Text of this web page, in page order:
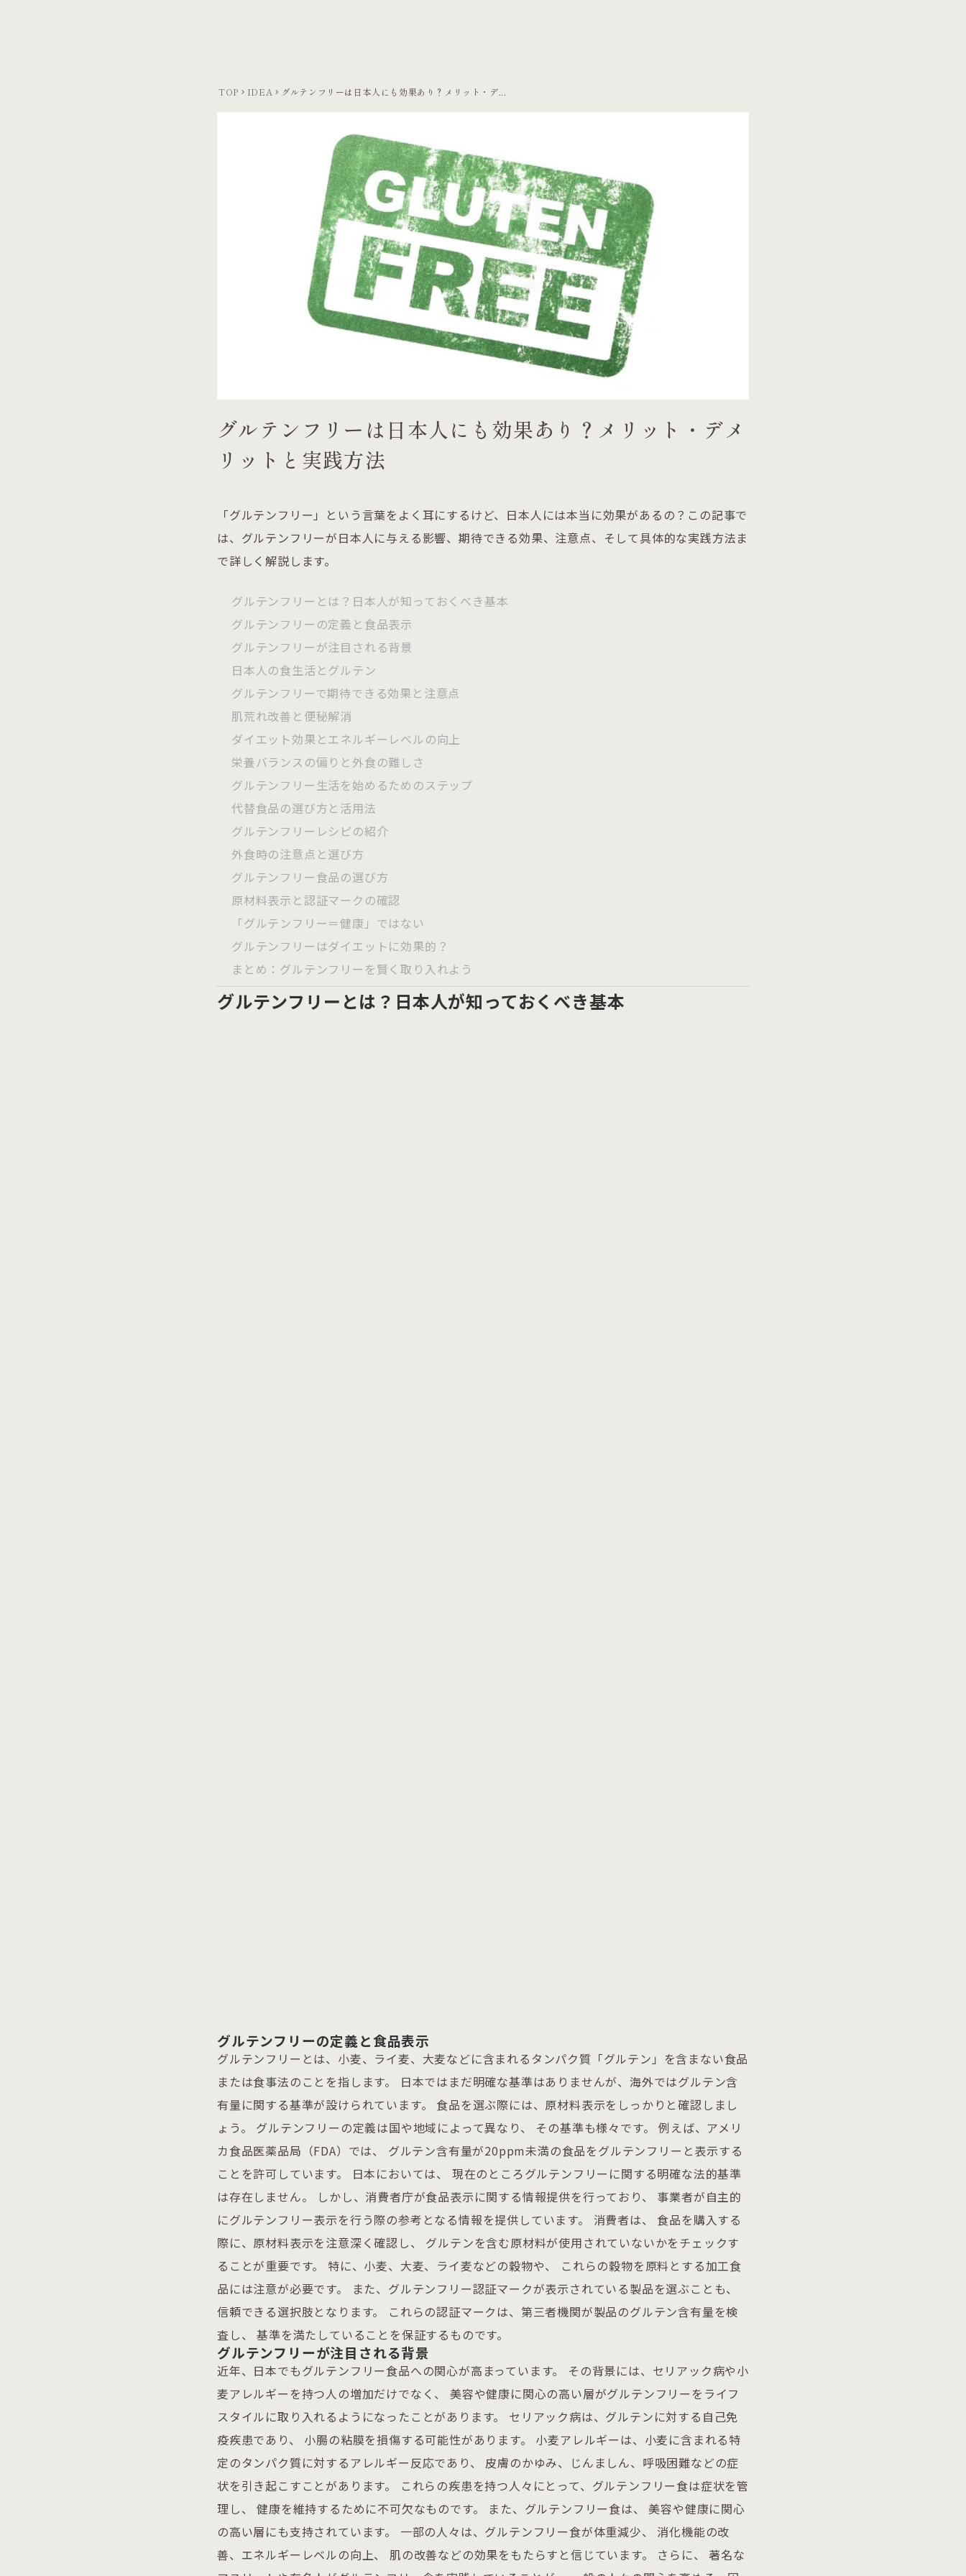
TOP keyboard_arrow_right IDEA keyboard_arrow_right グルテンフリーは日本人にも効果あり？メリット・デ...
グルテンフリーは日本人にも効果あり？メリット・デメ
リットと実践方法
「グルテンフリー」という言葉をよく耳にするけど、日本人には本当に効果があるの？この記事で
は、グルテンフリーが日本人に与える影響、期待できる効果、注意点、そして具体的な実践方法ま
で詳しく解説します。
グルテンフリーとは？日本人が知っておくべき基本
グルテンフリーの定義と食品表示
グルテンフリーが注目される背景
日本人の食生活とグルテン
グルテンフリーで期待できる効果と注意点
肌荒れ改善と便秘解消
ダイエット効果とエネルギーレベルの向上
栄養バランスの偏りと外食の難しさ
グルテンフリー生活を始めるためのステップ
代替食品の選び方と活用法
グルテンフリーレシピの紹介
外食時の注意点と選び方
グルテンフリー食品の選び方
原材料表示と認証マークの確認
「グルテンフリー＝健康」ではない
グルテンフリーはダイエットに効果的？
まとめ：グルテンフリーを賢く取り入れよう
グルテンフリーとは？日本人が知っておくべき基本
グルテンフリーの定義と食品表示
グルテンフリーとは、小麦、ライ麦、大麦などに含まれるタンパク質「グルテン」を含まない食品
または食事法のことを指します。 日本ではまだ明確な基準はありませんが、海外ではグルテン含
有量に関する基準が設けられています。 食品を選ぶ際には、原材料表示をしっかりと確認しまし
ょう。 グルテンフリーの定義は国や地域によって異なり、 その基準も様々です。 例えば、アメリ
カ食品医薬品局（FDA）では、 グルテン含有量が20ppm未満の食品をグルテンフリーと表示する
ことを許可しています。 日本においては、 現在のところグルテンフリーに関する明確な法的基準
は存在しません。 しかし、消費者庁が食品表示に関する情報提供を行っており、 事業者が自主的
にグルテンフリー表示を行う際の参考となる情報を提供しています。 消費者は、 食品を購入する
際に、原材料表示を注意深く確認し、 グルテンを含む原材料が使用されていないかをチェックす
ることが重要です。 特に、小麦、大麦、ライ麦などの穀物や、 これらの穀物を原料とする加工食
品には注意が必要です。 また、グルテンフリー認証マークが表示されている製品を選ぶことも、
信頼できる選択肢となります。 これらの認証マークは、第三者機関が製品のグルテン含有量を検
査し、 基準を満たしていることを保証するものです。
グルテンフリーが注目される背景
近年、日本でもグルテンフリー食品への関心が高まっています。 その背景には、セリアック病や小
麦アレルギーを持つ人の増加だけでなく、 美容や健康に関心の高い層がグルテンフリーをライフ
スタイルに取り入れるようになったことがあります。 セリアック病は、グルテンに対する自己免
疫疾患であり、 小腸の粘膜を損傷する可能性があります。 小麦アレルギーは、小麦に含まれる特
定のタンパク質に対するアレルギー反応であり、 皮膚のかゆみ、じんましん、呼吸困難などの症
状を引き起こすことがあります。 これらの疾患を持つ人々にとって、グルテンフリー食は症状を管
理し、 健康を維持するために不可欠なものです。 また、グルテンフリー食は、 美容や健康に関心
の高い層にも支持されています。 一部の人々は、グルテンフリー食が体重減少、 消化機能の改
善、エネルギーレベルの向上、 肌の改善などの効果をもたらすと信じています。 さらに、 著名な